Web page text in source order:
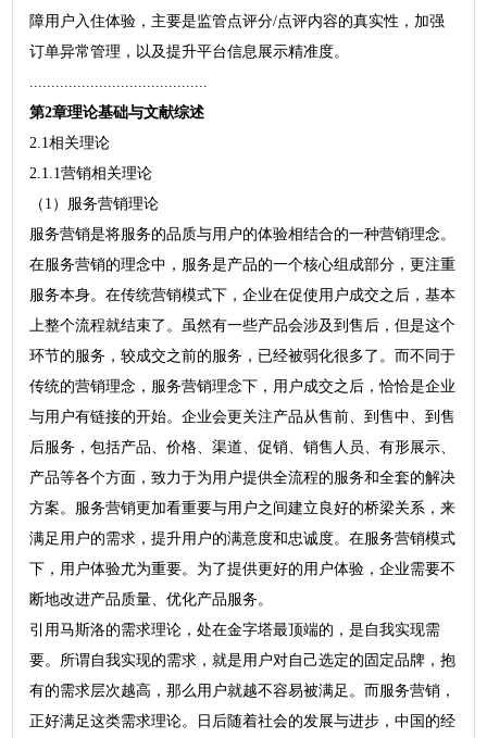
障用户入住体验，主要是监管点评分/点评内容的真实性，加强
订单异常管理，以及提升平台信息展示精准度。
第2章理论基础与文献综述
2.1相关理论
2.1.1营销相关理论
（1）服务营销理论
服务营销是将服务的品质与用户的体验相结合的一种营销理念。
在服务营销的理念中，服务是产品的一个核心组成部分，更注重
服务本身。在传统营销模式下，企业在促使用户成交之后，基本
上整个流程就结束了。虽然有一些产品会涉及到售后，但是这个
环节的服务，较成交之前的服务，已经被弱化很多了。而不同于
传统的营销理念，服务营销理念下，用户成交之后，恰恰是企业
与用户有链接的开始。企业会更关注产品从售前、到售中、到售
后服务，包括产品、价格、渠道、促销、销售人员、有形展示、
产品等各个方面，致力于为用户提供全流程的服务和全套的解决
方案。服务营销更加看重要与用户之间建立良好的桥梁关系，来
满足用户的需求，提升用户的满意度和忠诚度。在服务营销模式
下，用户体验尤为重要。为了提供更好的用户体验，企业需要不
断地改进产品质量、优化产品服务。
引用马斯洛的需求理论，处在金字塔最顶端的，是自我实现需
要。所谓自我实现的需求，就是用户对自己选定的固定品牌，抱
有的需求层次越高，那么用户就越不容易被满足。而服务营销，
正好满足这类需求理论。日后随着社会的发展与进步，中国的经